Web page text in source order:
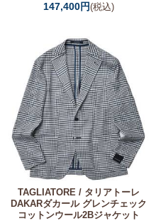
147,400円(税込)
TAGLIATORE / タリアトーレ
DAKARダカール グレンチェック
コットンウール2Bジャケット